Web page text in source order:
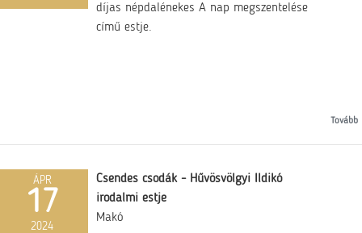
díjas népdalénekes A nap megszentelése
című estje.
Tovább
ÁPR
17
2024
Csendes csodák - Hűvösvölgyi Ildikó
irodalmi estje
Makó